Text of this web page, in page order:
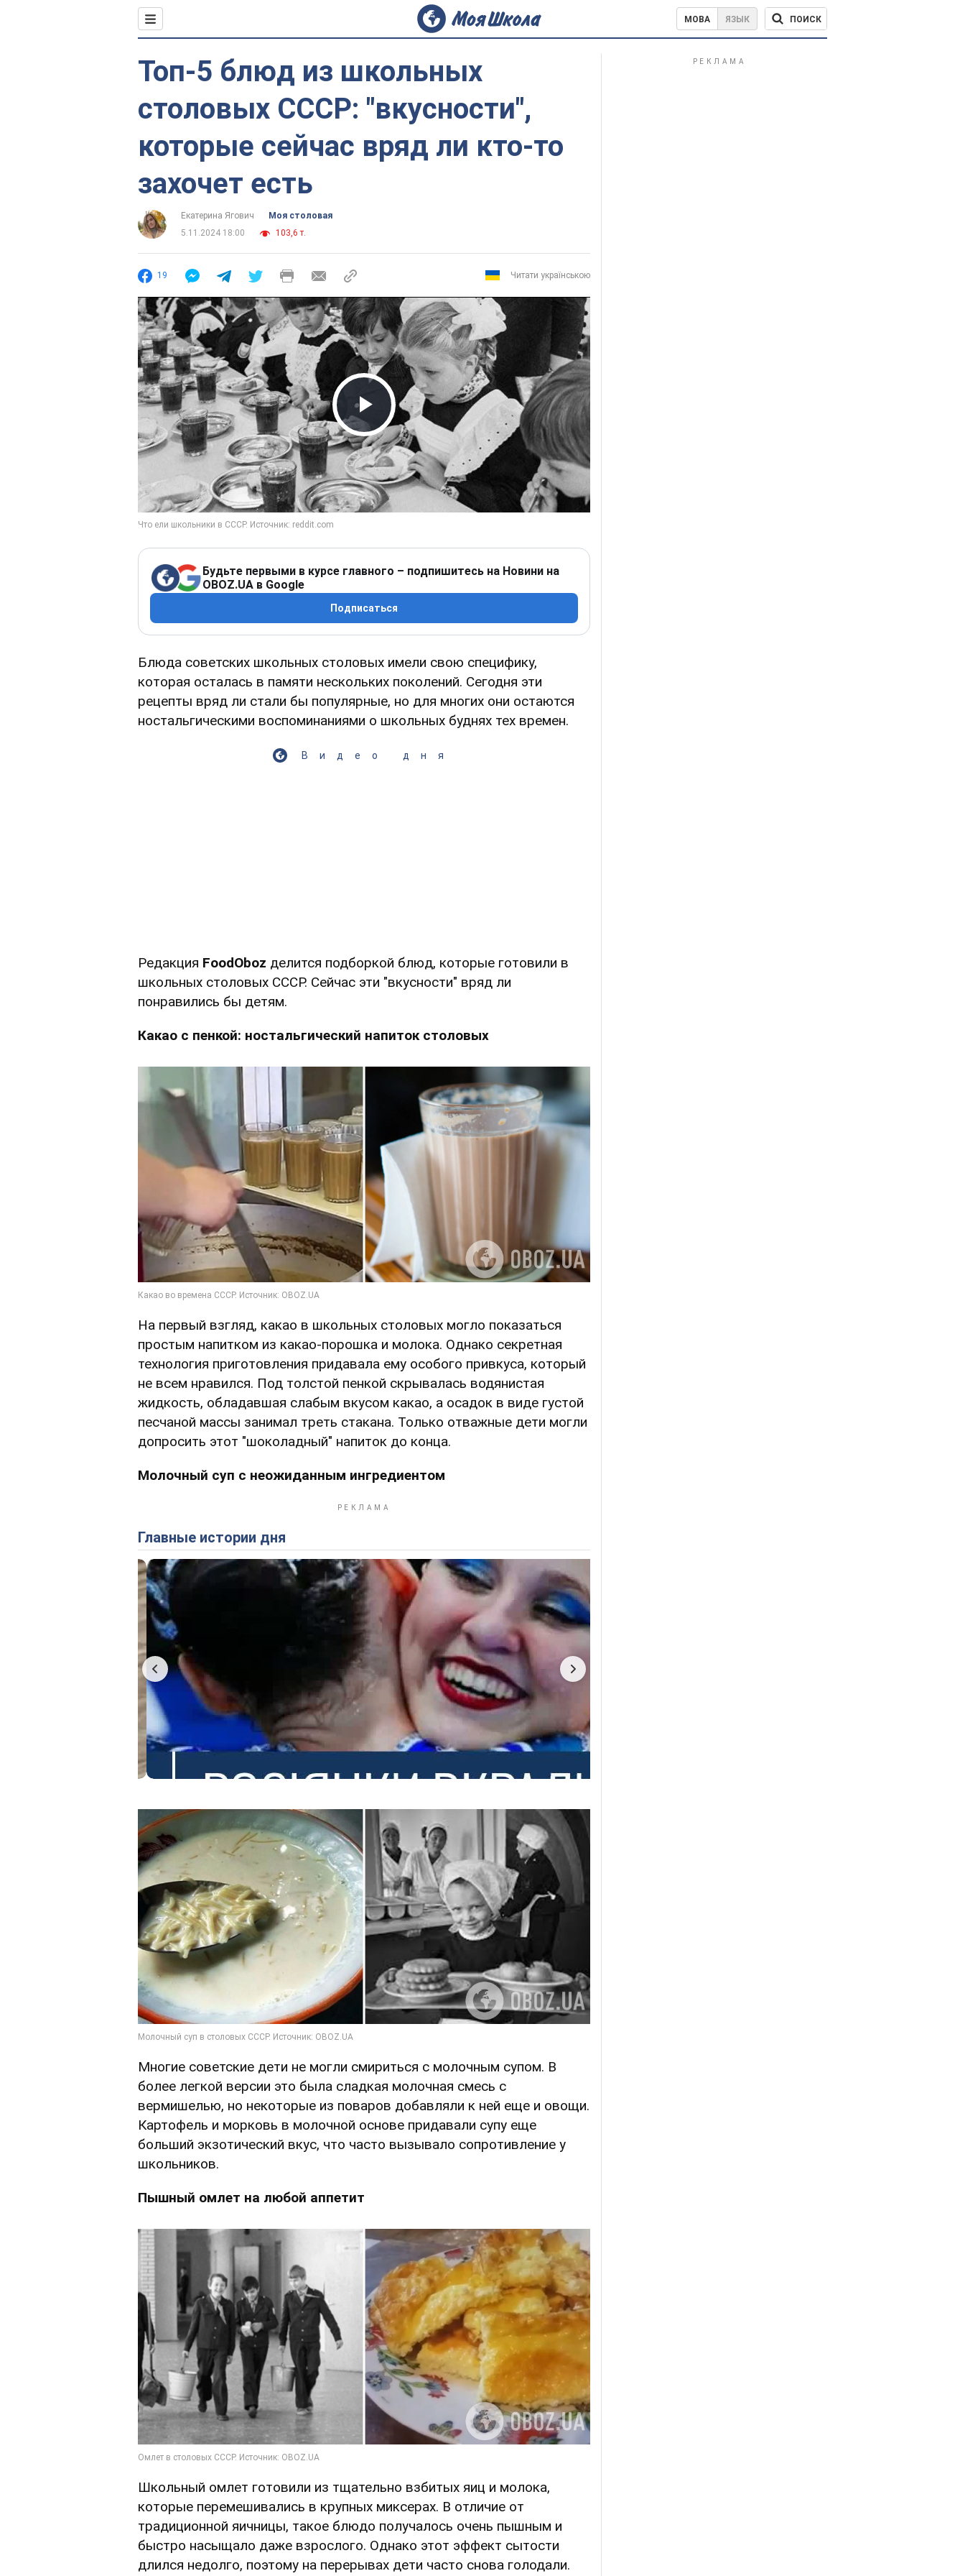
МОВА ЯЗЫК ПОИСК
Топ-5 блюд из школьных
столовых СССР: "вкусности",
которые сейчас вряд ли кто-то
захочет есть
Екатерина Ягович
Моя столовая
5.11.2024 18:00
103,6 т.
19 Читати українською
Play Video
Будьте первыми в курсе главного – подпишитесь на Новини на
OBOZ.UA в Google
Подписаться
Блюда советских школьных столовых имели свою специфику,
которая осталась в памяти нескольких поколений. Сегодня эти
рецепты вряд ли стали бы популярные, но для многих они остаются
ностальгическими воспоминаниями о школьных буднях тех времен.
Видео дня
Редакция FoodOboz делится подборкой блюд, которые готовили в
школьных столовых СССР. Сейчас эти "вкусности" вряд ли
понравились бы детям.
Какао с пенкой: ностальгический напиток столовых
На первый взгляд, какао в школьных столовых могло показаться
простым напитком из какао-порошка и молока. Однако секретная
технология приготовления придавала ему особого привкуса, который
не всем нравился. Под толстой пенкой скрывалась водянистая
жидкость, обладавшая слабым вкусом какао, а осадок в виде густой
песчаной массы занимал треть стакана. Только отважные дети могли
допросить этот "шоколадный" напиток до конца.
Молочный суп с неожиданным ингредиентом
Главные истории дня
Многие советские дети не могли смириться с молочным супом. В
более легкой версии это была сладкая молочная смесь с
вермишелью, но некоторые из поваров добавляли к ней еще и овощи.
Картофель и морковь в молочной основе придавали супу еще
больший экзотический вкус, что часто вызывало сопротивление у
школьников.
Пышный омлет на любой аппетит
Школьный омлет готовили из тщательно взбитых яиц и молока,
которые перемешивались в крупных миксерах. В отличие от
традиционной яичницы, такое блюдо получалось очень пышным и
быстро насыщало даже взрослого. Однако этот эффект сытости
длился недолго, поэтому на перерывах дети часто снова голодали.